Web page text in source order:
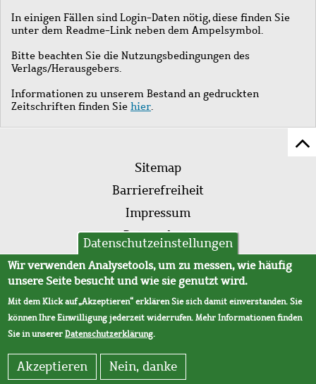
In einigen Fällen sind Login-Daten nötig, diese finden Sie
unter dem Readme-Link neben dem Ampelsymbol.
Bitte beachten Sie die Nutzungsbedingungen des
Verlags/Herausgebers.
Informationen zu unserem Bestand an gedruckten
Zeitschriften finden Sie hier.
Fußleistenmenü
Sitemap
Barrierefreiheit
Impressum
Datenschutz
AVB
Datenschutzeinstellungen
Wir verwenden Analysetools, um zu messen, wie häufig
unsere Seite besucht und wie sie genutzt wird.
Mit dem Klick auf „Akzeptieren“ erklären Sie sich damit einverstanden. Sie
können Ihre Einwilligung jederzeit widerrufen. Mehr Informationen finden
Sie in unsererDatenschutzerklärung.
Akzeptieren Nein, danke